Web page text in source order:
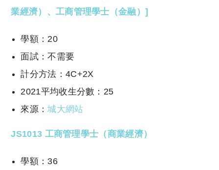
業經濟）、工商管理學士（金融）]
學額：20
面試：不需要
計分方法：4C+2X
2021平均收生分數：25
來源：城大網站
JS1013 工商管理學士（商業經濟）
學額：36